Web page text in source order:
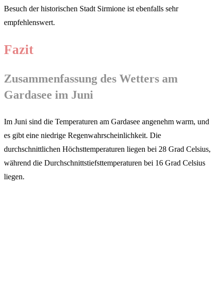
Besuch der historischen Stadt Sirmione ist ebenfalls sehr
empfehlenswert.
Fazit
Zusammenfassung des Wetters am
Gardasee im Juni
Im Juni sind die Temperaturen am Gardasee angenehm warm, und
es gibt eine niedrige Regenwahrscheinlichkeit. Die
durchschnittlichen Höchsttemperaturen liegen bei 28 Grad Celsius,
während die Durchschnittstiefsttemperaturen bei 16 Grad Celsius
liegen.